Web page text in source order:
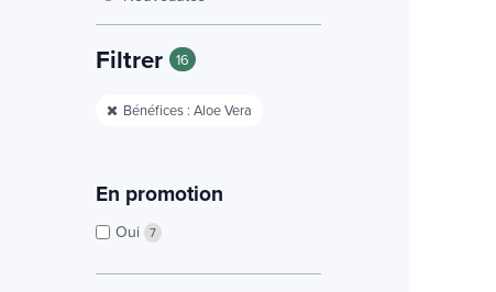
Filtrer 16
Bénéfices : Aloe Vera
En promotion
Oui 7